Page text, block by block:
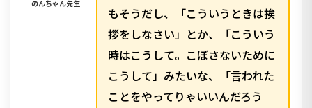
のんちゃん先生
もそうだし、「こういうときは挨
拶をしなさい」とか、「こういう
時はこうして。こぼさないために
こうして」みたいな、「言われた
ことをやってりゃいいんだろう